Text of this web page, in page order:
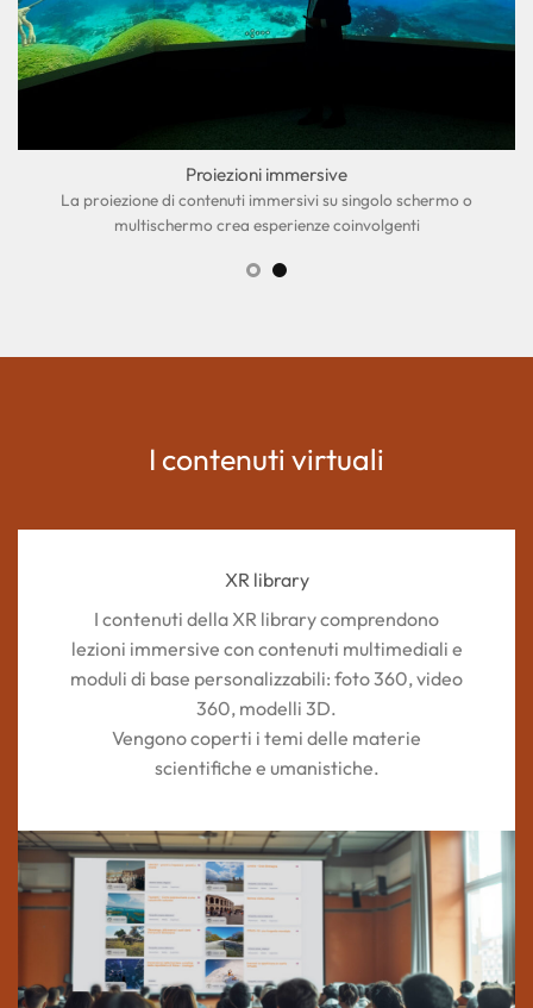
Proiezioni immersive
La proiezione di contenuti immersivi su singolo schermo o
multischermo crea esperienze coinvolgenti
I contenuti virtuali
XR library
I contenuti della XR library comprendono
lezioni immersive con contenuti multimediali e
moduli di base personalizzabili: foto 360, video
360, modelli 3D.
Vengono coperti i temi delle materie
scientifiche e umanistiche.